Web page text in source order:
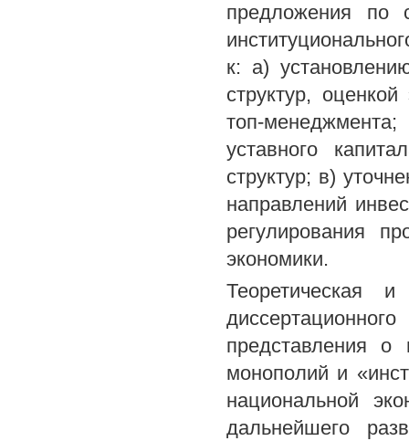
предложения по
к: а)
структур,
топ-
уставного
структур; в)
направлений
регулирования
экономики.
Теоретическая
представления о
монополий и
национальной
дальнейшего